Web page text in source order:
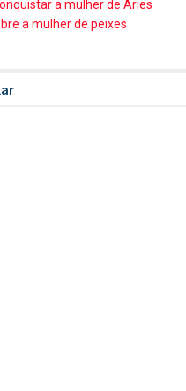
a mulher de Áries
a mulher de peixes